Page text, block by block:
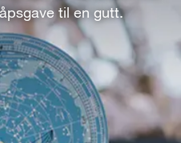
til en gutt.